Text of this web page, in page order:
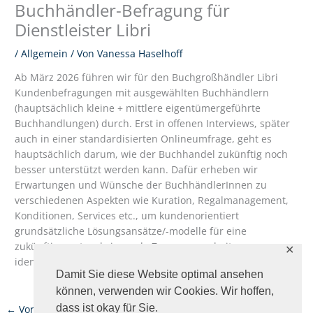
Damit Sie diese Website optimal ansehen
können, verwenden wir Cookies. Wir hoffen,
dass ist okay für Sie.
✕
Buchhändler-Befragung für
Dienstleister Libri
/Allgemein / VonVanessa Haselhoff
Ab März 2026 führen wir für den Buchgroßhändler Libri
Kundenbefragungen mit ausgewählten Buchhändlern
(hauptsächlich kleine + mittlere eigentümergeführte
Buchhandlungen) durch. Erst in offenen Interviews, später
auch in einer standardisierten Onlineumfrage, geht es
hauptsächlich darum, wie der Buchhandel zukünftig noch
besser unterstützt werden kann. Dafür erheben wir
Erwartungen und Wünsche der BuchhändlerInnen zu
verschiedenen Aspekten wie Kuration, Regalmanagement,
Konditionen, Services etc., um kundenorientiert
grundsätzliche Lösungsansätze/-modelle für eine
zukünftige nutzenbringende Zusammenarbeit zu
identifizieren.
← Vorheriger Beitrag